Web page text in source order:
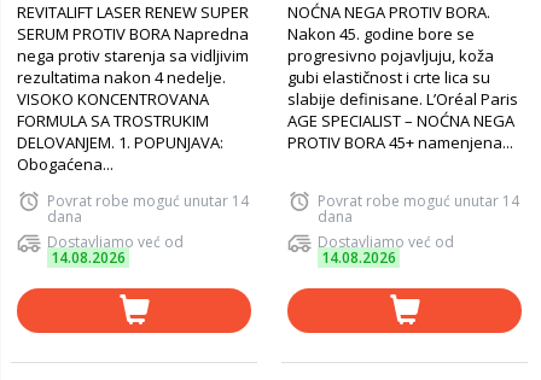
REVITALIFT LASER RENEW SUPER
SERUM PROTIV BORA Napredna
nega protiv starenja sa vidljivim
rezultatima nakon 4 nedelje.
VISOKO KONCENTROVANA
FORMULA SA TROSTRUKIM
DELOVANJEM. 1. POPUNJAVA:
Obogaćena...
Povrat robe moguć unutar 14
dana
Dostavljamo već od
14.08.2026
NOĆNA NEGA PROTIV BORA.
Nakon 45. godine bore se
progresivno pojavljuju, koža
gubi elastičnost i crte lica su
slabije definisane. L’Oréal Paris
AGE SPECIALIST – NOĆNA NEGA
PROTIV BORA 45+ namenjena...
Povrat robe moguć unutar 14
dana
Dostavljamo već od
14.08.2026